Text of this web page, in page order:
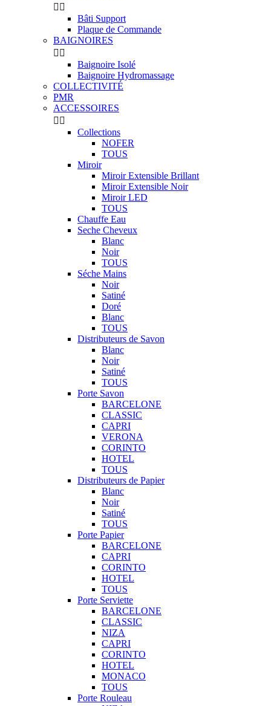
 
Bâti Support
Plaque de Commande
BAIGNOIRES
 
Baignoire Isolé
Baignoire Hydromassage
COLLECTIVITÉ
PMR
ACCESSOIRES
 
Collections
NOFER
TOUS
Miroir
Miroir Extensible Brillant
Miroir Extensible Noir
Miroir LED
TOUS
Chauffe Eau
Seche Cheveux
Blanc
Noir
TOUS
Séche Mains
Noir
Satiné
Doré
Blanc
TOUS
Distributeurs de Savon
Blanc
Noir
Satiné
TOUS
Porte Savon
BARCELONE
CLASSIC
CAPRI
VERONA
CORINTO
HOTEL
TOUS
Distributeurs de Papier
Blanc
Noir
Satiné
TOUS
Porte Papier
BARCELONE
CAPRI
CORINTO
HOTEL
TOUS
Porte Serviette
BARCELONE
CLASSIC
NIZA
CAPRI
CORINTO
HOTEL
MONACO
TOUS
Porte Rouleau